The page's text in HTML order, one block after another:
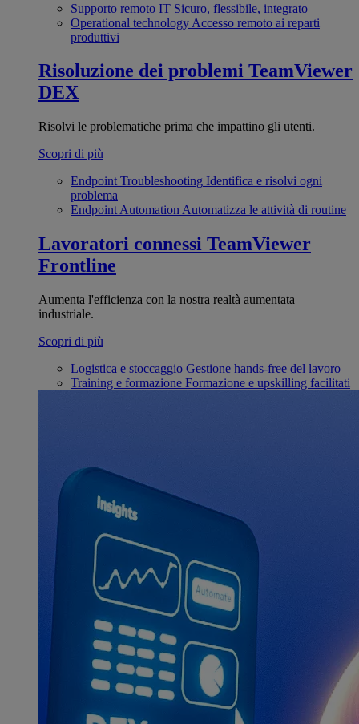
Supporto remoto IT Sicuro, flessibile, integrato
Operational technology Accesso remoto ai reparti
produttivi
Risoluzione dei problemi TeamViewer
DEX
Risolvi le problematiche prima che impattino gli utenti.
Scopri di più
Endpoint Troubleshooting Identifica e risolvi ogni
problema
Endpoint Automation Automatizza le attività di routine
Lavoratori connessi TeamViewer
Frontline
Aumenta l'efficienza con la nostra realtà aumentata
industriale.
Scopri di più
Logistica e stoccaggio Gestione hands-free del lavoro
Training e formazione Formazione e upskilling facilitati